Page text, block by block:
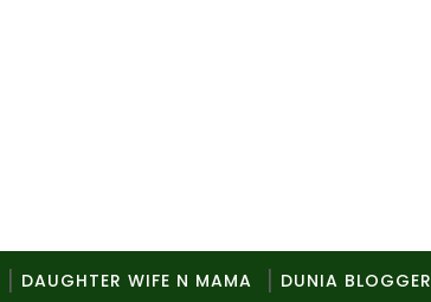
DAUGHTER WIFE N MAMA DUNIA BLOGGER